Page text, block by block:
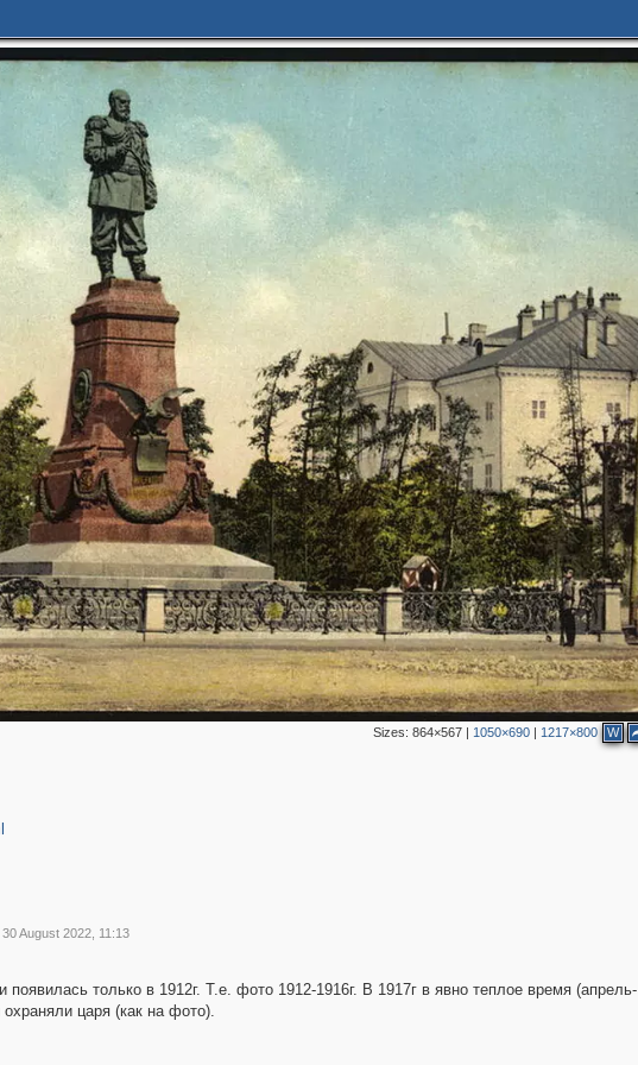
Sizes: 864×567| 1050×690| 1217×800 W
August 2022, 11:13
только в 1912г. Т.е. фото 1912-1916г. В 1917г в явно теплое время (апрель-
царя (как на фото).